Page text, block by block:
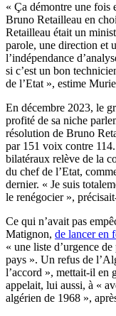
« Ça démontre une fois
Bruno Retailleau en
Retailleau était un
parole, une direction et
l’indépendance
si c’est un bon
de l’Etat », estime
En décembre 2023, le
profité de sa niche
résolution de Bruno
par 151 voix contre
bilatéraux relève de la
du chef de l’Etat,
dernier. « Je suis
le renégocier »,
Ce qui n’avait pas
Matignon, de lancer en
« une liste d’urgence
pays ». Un refus de
l’accord », mettait-il en
appelait, lui aussi, à «
algérien de 1968 »,